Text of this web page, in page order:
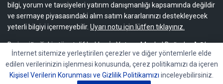
bilgi, yorum ve tavsiyeleri yatırım danışmanlığı kapsamında değildir
ve sermaye piyasasındaki alım satım kararlarınızı destekleyecek
yeterli bilgiyi içermeyebilir. Uyarı notu için lütfen tıklayınız.
Bu içeriğe ilişkin tüm telif hakları İş Yatırım Menkul Değerler A.Ş.’ye
aittir. Bu içerik, açık iznimiz olmaksızın başkaları tarafından
herhangi bir amaçla, kısmen veya tamamen çoğaltılamaz,
dağıtılamaz, yayımlanamaz veya değiştirilemez.
İnternet sitemize yerleştirilen çerezler ve diğer yöntemlerle elde
edilen verilerinizin işlenmesi konusunda, çerez politikamızı da içeren
Kişisel Verilerin Korunması ve Gizlilik Politikamızı inceleyebilirsiniz.